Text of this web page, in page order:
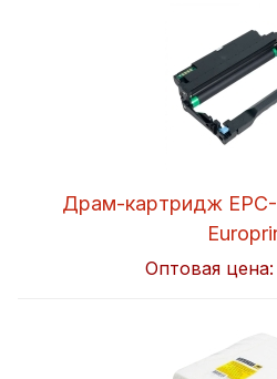
Драм-картридж EPC-
Оптовая цена: